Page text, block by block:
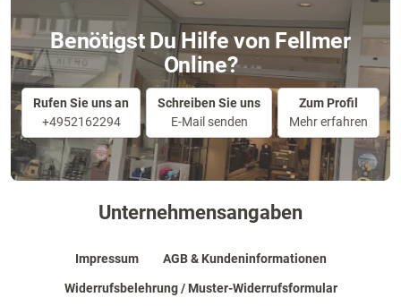
Benötigst Du Hilfe von Fellmer
Online?
Rufen Sie uns an
+4952162294
Schreiben Sie uns
E-Mail senden
Zum Profil
Mehr erfahren
Unternehmensangaben
Impressum AGB & Kundeninformationen
Widerrufsbelehrung / Muster-Widerrufsformular